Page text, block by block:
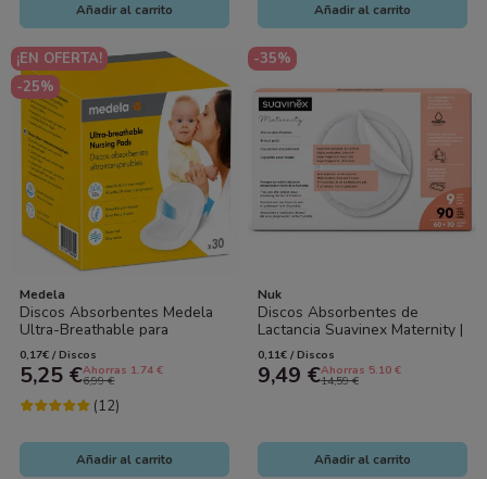
Añadir al carrito Añadir al carrito
¡EN OFERTA!
-25%
Medela
Discos Absorbentes Medela
Ultra-Breathable para
Lactancia 30 Unidades |
Ultrafinos,...
0,17€ / Discos
5,25 €Ahorras 1.74 €
6,99 €
(12)
Añadir al carrito
-35%
Nuk
Discos Absorbentes de
Lactancia Suavinex Maternity |
90 Unidades (60 + 30 Gratis)
0,11€ / Discos
9,49 €Ahorras 5.10 €
14,59 €
Añadir al carrito